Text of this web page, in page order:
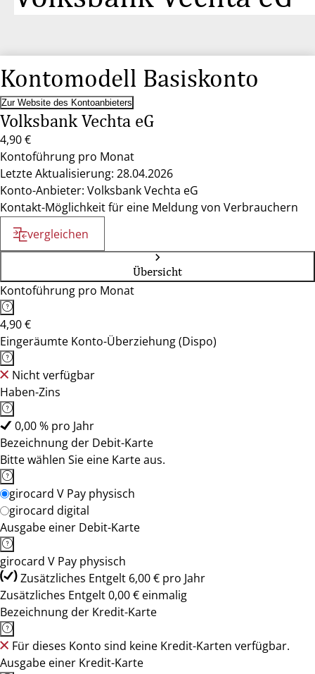
Kontomodell Basiskonto
Zur Website des Kontoanbieters
Volksbank Vechta eG
4,90 €
Kontoführung pro Monat
Letzte Aktualisierung: 28.04.2026
Konto-Anbieter: Volksbank Vechta eG
Kontakt-Möglichkeit für eine Meldung von Verbrauchern
vergleichen
Übersicht
Kontoführung pro Monat
4,90 €
Eingeräumte Konto-Überziehung (Dispo)
Nicht verfügbar
Haben-Zins
0,00 % pro Jahr
Bezeichnung der Debit-Karte
Bitte wählen Sie eine Karte aus.
girocard V Pay physisch
girocard digital
Ausgabe einer Debit-Karte
girocard V Pay physisch
Zusätzliches Entgelt 6,00 € pro Jahr
Zusätzliches Entgelt 0,00 € einmalig
Bezeichnung der Kredit-Karte
Für dieses Konto sind keine Kredit-Karten verfügbar.
Ausgabe einer Kredit-Karte